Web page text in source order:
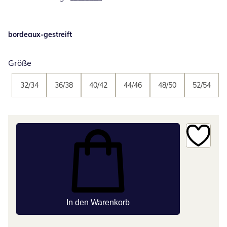
bordeaux-gestreift
Größe
32/34 36/38 40/42 44/46 48/50 52/54
In den Warenkorb